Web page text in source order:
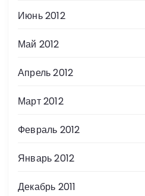
Июнь 2012
Май 2012
Апрель 2012
Март 2012
Февраль 2012
Январь 2012
Декабрь 2011